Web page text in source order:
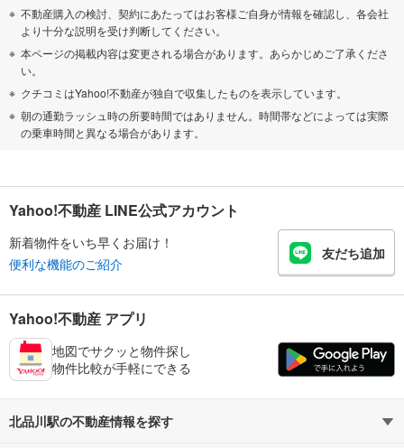
不動産購入の検討、契約にあたってはお客様ご自身が情報を確認し、各会社
より十分な説明を受け判断してください。
本ページの掲載内容は変更される場合があります。あらかじめご了承くださ
い。
クチコミはYahoo!不動産が独自で収集したものを表示しています。
朝の通勤ラッシュ時の所要時間ではありません。時間帯などによっては実際
の乗車時間と異なる場合があります。
Yahoo!不動産 LINE公式アカウント
新着物件をいち早くお届け！
便利な機能のご紹介
友だち追加
Yahoo!不動産 アプリ
地図でサクッと物件探し
物件比較が手軽にできる
北品川駅の不動産情報を探す